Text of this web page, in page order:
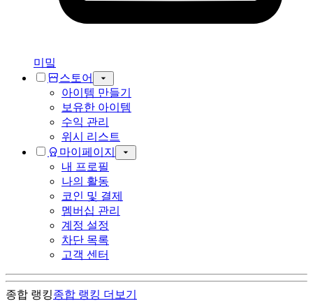
미밐
스토어
아이템 만들기
보유한 아이템
수익 관리
위시 리스트
마이페이지
내 프로필
나의 활동
코인 및 결제
멤버십 관리
계정 설정
차단 목록
고객 센터
종합 랭킹종합 랭킹 더보기